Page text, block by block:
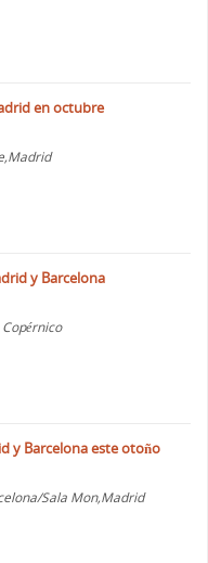
en octubre
y Barcelona
y Barcelona este otoño
Sala Mon,Madrid